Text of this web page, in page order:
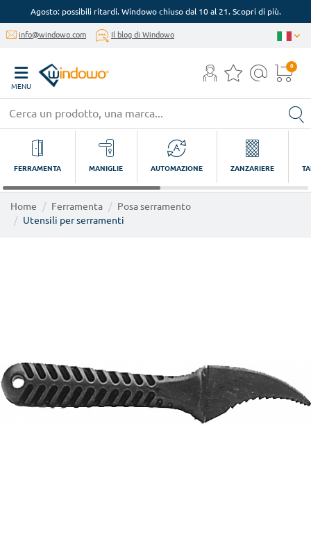
Agosto: possibili ritardi. Windowo chiuso dal 10 al 21. Scopri di più.
info@windowo.com Il blog di Windowo
MENU
0
FERRAMENTA MANIGLIE AUTOMAZIONE ZANZARIERE
Home Ferramenta
Posa serramento
Utensili per serramenti